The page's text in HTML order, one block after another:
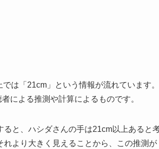
は「21cm」という情報が流れています。
による推測や計算によるものです。
と、ハシダさんの手は21cm以上あると
より大きく見えることから、この推測が